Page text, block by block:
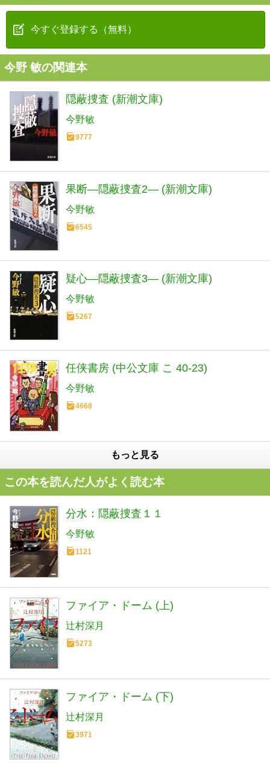
今すぐ登録する（無料）
今野 敏の関連本
隠蔽捜査 (新潮文庫)
今野敏
9777
果断―隠蔽捜査2― (新潮文庫)
今野敏
6545
疑心―隠蔽捜査3― (新潮文庫)
今野敏
5267
任侠書房 (中公文庫 こ 40-23)
今野敏
4668
もっと見る
この本を読んだ人がよく読む本
分水：隠蔽捜査１１
今野敏
1121
ファイア・ドーム (上)
辻村深月
5273
ファイア・ドーム (下)
辻村深月
3971